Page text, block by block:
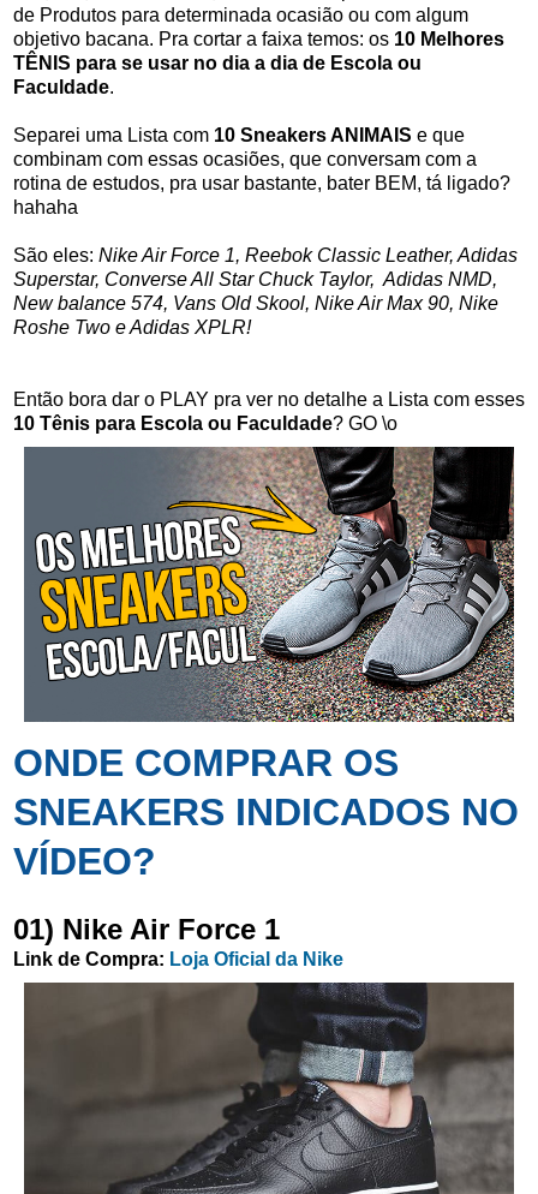
de Produtos para determinada ocasião ou com algum
objetivo bacana. Pra cortar a faixa temos: os 10 Melhores
TÊNIS para se usar no dia a dia de Escola ou
Faculdade.
Separei uma Lista com 10 Sneakers ANIMAIS e que
combinam com essas ocasiões, que conversam com a
rotina de estudos, pra usar bastante, bater BEM, tá ligado?
hahaha
São eles: Nike Air Force 1, Reebok Classic Leather, Adidas
Superstar, Converse All Star Chuck Taylor, Adidas NMD,
New balance 574, Vans Old Skool, Nike Air Max 90, Nike
Roshe Two e Adidas XPLR!
Então bora dar o PLAY pra ver no detalhe a Lista com esses
10 Tênis para Escola ou Faculdade? GO \o
ONDE COMPRAR OS
SNEAKERS INDICADOS NO
VÍDEO?
01) Nike Air Force 1
Link de Compra: Loja Oficial da Nike